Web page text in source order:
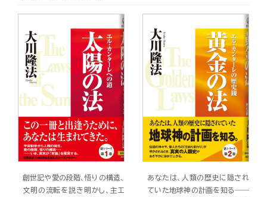
創世記や愛の段階、悟りの構造、
文明の流転を説き明かし、主エ
あなたは、人類の歴史に隠され
ていた地球神の計画を知る――